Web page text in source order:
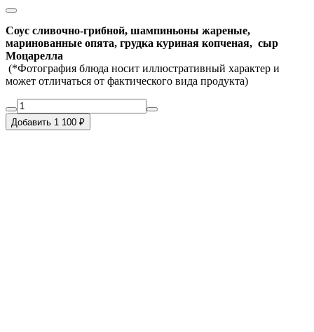
Соус сливочно-грибной, шампиньоны жареные,
маринованные опята, грудка куриная копченая, сыр
Моцарелла
(*Фотография блюда носит иллюстративный характер и
может отличаться от фактического вида продукта)
Добавить 1 100 ₽